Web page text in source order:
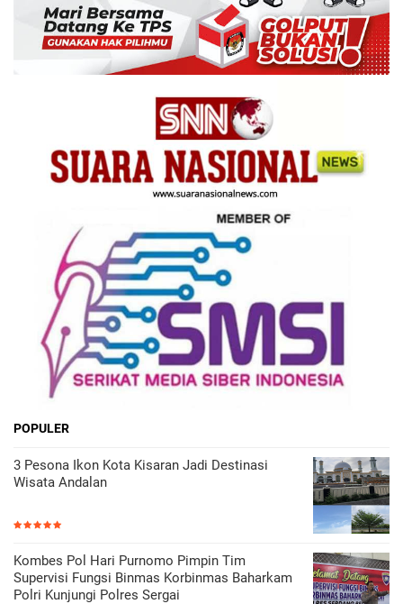
POPULER
3 Pesona Ikon Kota Kisaran Jadi Destinasi
Wisata Andalan
Kombes Pol Hari Purnomo Pimpin Tim
Supervisi Fungsi Binmas Korbinmas Baharkam
Polri Kunjungi Polres Sergai